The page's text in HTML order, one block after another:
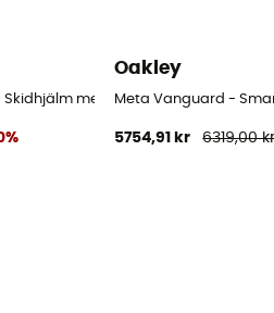
Skidhjälm med visir
Oakley
Meta Vanguard -
5754,91 kr 6319,00